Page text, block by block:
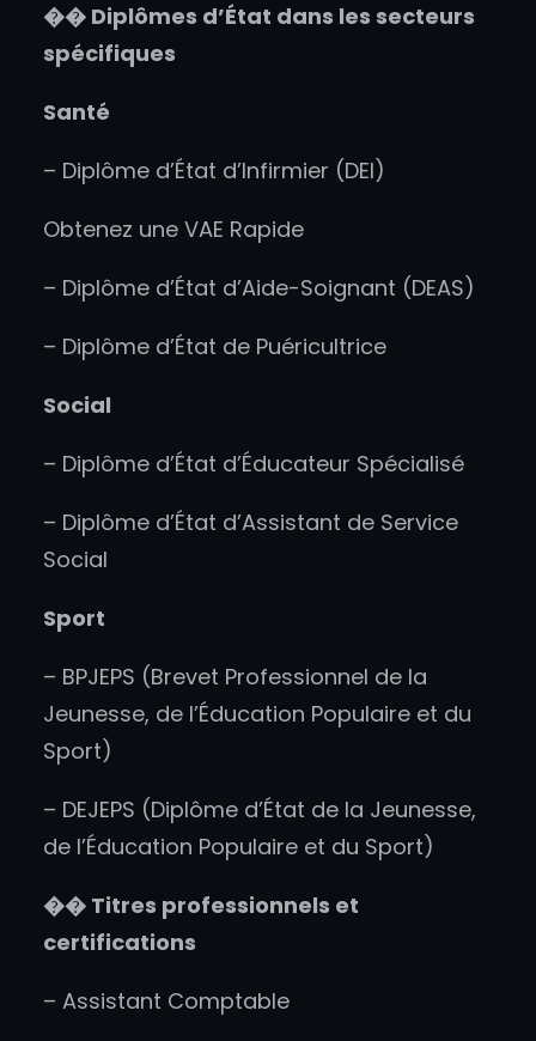
�� Diplômes d’État dans les secteurs
spécifiques
Santé
– Diplôme d’État d’Infirmier (DEI)
Obtenez une VAE Rapide
– Diplôme d’État d’Aide-Soignant (DEAS)
– Diplôme d’État de Puéricultrice
Social
– Diplôme d’État d’Éducateur Spécialisé
– Diplôme d’État d’Assistant de Service
Social
Sport
– BPJEPS (Brevet Professionnel de la
Jeunesse, de l’Éducation Populaire et du
Sport)
– DEJEPS (Diplôme d’État de la Jeunesse,
de l’Éducation Populaire et du Sport)
�� Titres professionnels et
certifications
– Assistant Comptable